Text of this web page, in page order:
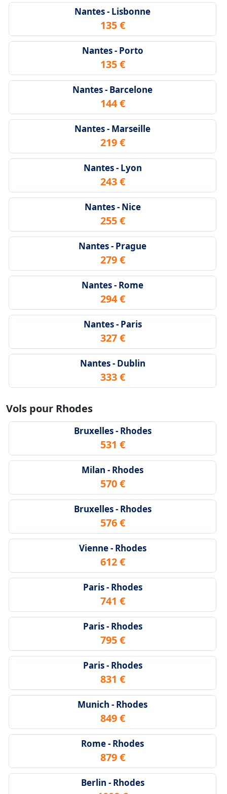
Nantes - Lisbonne
135 €
Nantes - Porto
135 €
Nantes - Barcelone
144 €
Nantes - Marseille
219 €
Nantes - Lyon
243 €
Nantes - Nice
255 €
Nantes - Prague
279 €
Nantes - Rome
294 €
Nantes - Paris
327 €
Nantes - Dublin
333 €
Vols pour Rhodes
Bruxelles - Rhodes
531 €
Milan - Rhodes
570 €
Bruxelles - Rhodes
576 €
Vienne - Rhodes
612 €
Paris - Rhodes
741 €
Paris - Rhodes
795 €
Paris - Rhodes
831 €
Munich - Rhodes
849 €
Rome - Rhodes
879 €
Berlin - Rhodes